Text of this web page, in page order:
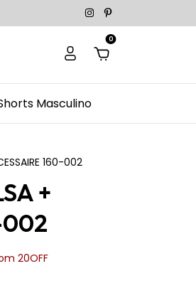
0
Masculino
160-002
+
002
20OFF